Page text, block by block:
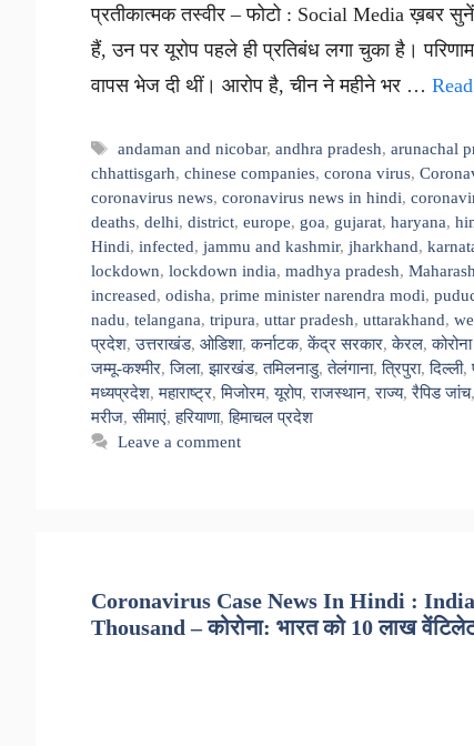
प्रतीकात्मक तस्वीर – फोटो : Social Media ख़बर
हैं, उन पर यूरोप पहले ही प्रतिबंध लगा चुका है।
वापस भेज दी थीं। आरोप है, चीन ने महीने भर …
Tags
andaman and nicobar,andhra pradesh,arunachal
chhattisgarh, chinese companies, corona virus,
coronavirus news, coronavirus news in hindi,
deaths, delhi, district, europe, goa, gujarat, haryana,
Hindi, infected, jammu and kashmir, jharkhand,
lockdown, lockdown india, madhya pradesh,
increased, odisha, prime minister narendra modi,
nadu, telangana, tripura, uttar pradesh, uttarakhand,
प्रदेश,उत्तराखंड, ओडिशा,कर्नाटक,केंद्र सरकार,केरल,
जम्मू-कश्मीर,जिला,झारखंड,तमिलनाडु,तेलंगाना,त्रिपुरा,दिल्ली,
मध्यप्रदेश,महाराष्ट्र,मिजोरम,यूरोप,राजस्थान,राज्य,रैपिड जांच
मरीज,सीमाएं,हरियाणा,हिमाचल प्रदेश
Leave a comment
Coronavirus Case News In Hindi :
Thousand – कोरोना: भारत को 10 लाख